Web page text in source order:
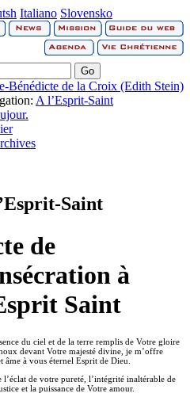
Italiano Slovensko
Bénédicte de la Croix (Edith Stein)
A l’Esprit-Saint
Saint
de
à
Saint
du ciel et de la terre remplis de Votre gloire
devant Votre majesté divine, je m’offre
âme à vous éternel Esprit de Dieu.
l’éclat de votre pureté, l’intégrité inaltérable de
et la puissance de Votre amour.